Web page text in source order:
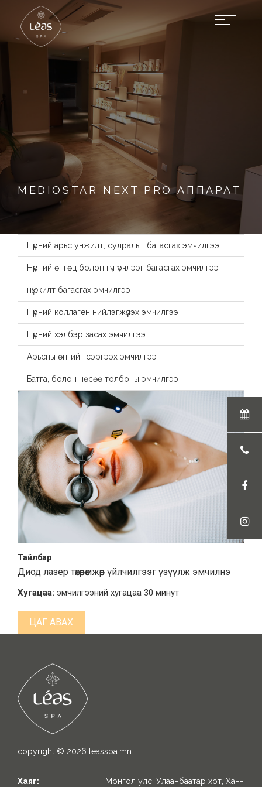
MEDIOSTAR NEXT PRO АППАРАТ
Нүүрний арьс унжилт, сулралыг багасгах эмчилгээ
Нүүрний өнгөц болон гүн үрчлээг багасгах эмчилгээ
нүхжилт багасгах эмчилгээ
Нүүрний коллаген нийлэгжүүлэх эмчилгээ
Нүүрний хэлбэр засах эмчилгээ
Арьсны өнгийг сэргээх эмчилгээ
Батга, болон нөсөө толбоны эмчилгээ
Тайлбар
Диод лазер төхөөрөмжөөр үйлчилгээг үзүүлж эмчилнэ
Хугацаа: эмчилгээний хугацаа 30 минут
ЦАГ АВАХ
copyright © 2026 leasspa.mn
Хаяг: Монгол улс, Улаанбаатар хот, Хан-